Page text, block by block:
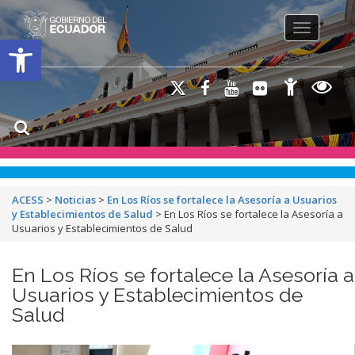
Open toolbar
Toggle
ACESS > Noticias > En Los Ríos se fortalece la Asesoría a Usuarios
y Establecimientos de Salud > En Los Ríos se fortalece la Asesoría a
Usuarios y Establecimientos de Salud
En Los Ríos se fortalece la Asesoría a
Usuarios y Establecimientos de
Salud